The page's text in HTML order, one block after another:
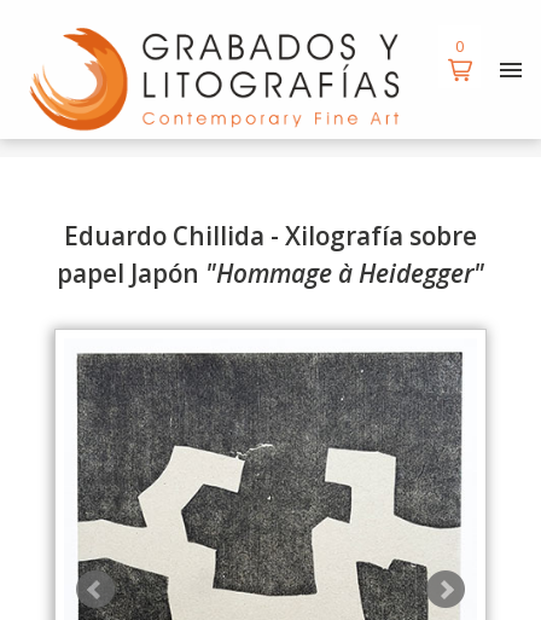
Eduardo Chillida - Xilografía sobre
papel Japón "Hommage à Heidegger"
0